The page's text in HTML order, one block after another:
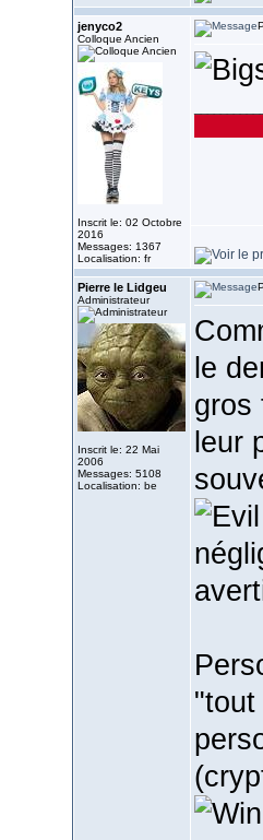
jenyco2
Colloque Ancien
Inscrit le: 02 Octobre
2016
Messages: 1367
Localisation: fr
Pierre le Lidgeu
Administrateur
Inscrit le: 22 Mai
2006
Messages: 5108
Localisation: be
le
gros
leur
"tout